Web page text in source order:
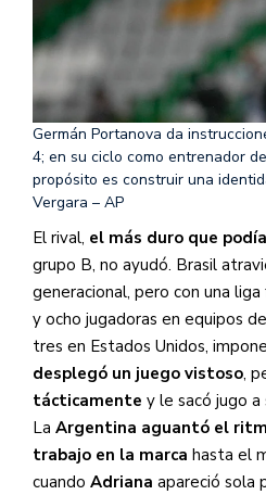
Germán Portanova da
4; en su ciclo como entrenador
propósito es construir una
Vergara – AP
El rival, el más duro que
grupo B, no ayudó. Brasil
generacional, pero con una
y ocho jugadoras en equipos
tres en Estados Unidos,
desplegó un juego vistoso,
tácticamente y le sacó jugo a
La Argentina aguantó el
trabajo en la marca hasta el
cuando Adriana apareció sola